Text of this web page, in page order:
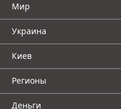
Мир
Украина
Киев
Регионы
Деньги